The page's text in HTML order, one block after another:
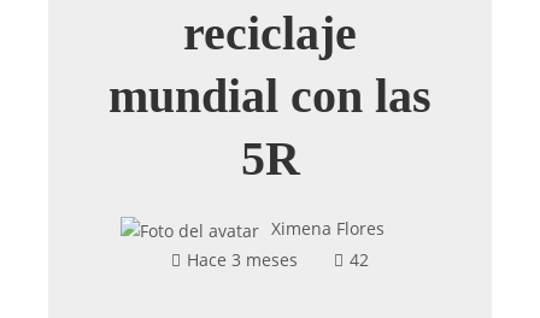
reciclaje
mundial con las
5R
Ximena Flores
Hace 3 meses
42